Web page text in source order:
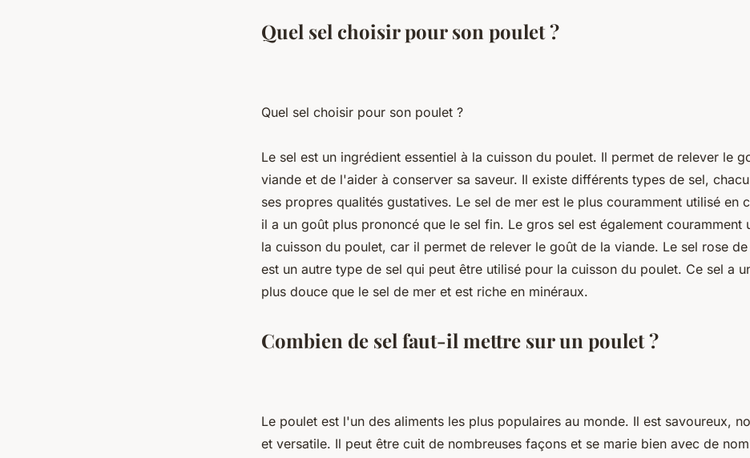
Quel sel choisir pour son poulet ?
Quel sel choisir pour son poulet ?
Le sel est un ingrédient essentiel à la cuisson du poulet. Il permet de relever le
viande et de l'aider à conserver sa saveur. Il existe différents types de sel,
ses propres qualités gustatives. Le sel de mer est le plus couramment utilisé en
il a un goût plus prononcé que le sel fin. Le gros sel est également couramment
la cuisson du poulet, car il permet de relever le goût de la viande. Le sel rose
est un autre type de sel qui peut être utilisé pour la cuisson du poulet. Ce sel a
plus douce que le sel de mer et est riche en minéraux.
Combien de sel faut-il mettre sur un poulet ?
Le poulet est l'un des aliments les plus populaires au monde. Il est savoureux,
et versatile. Il peut être cuit de nombreuses façons et se marie bien avec de